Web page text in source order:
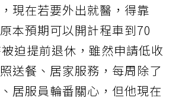
現在若要外出就醫，得靠
本預期可以開計程車到70
迫提前退休，雖然申請低收
送餐、居家服務，每周除了
居服員輪番關心，但他現在